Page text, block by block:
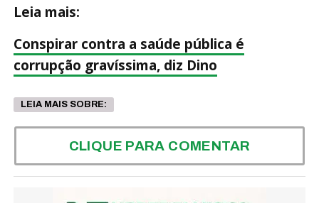
Leia mais:
Conspirar contra a saúde pública é
corrupção gravíssima, diz Dino
LEIA MAIS SOBRE:
CLIQUE PARA COMENTAR